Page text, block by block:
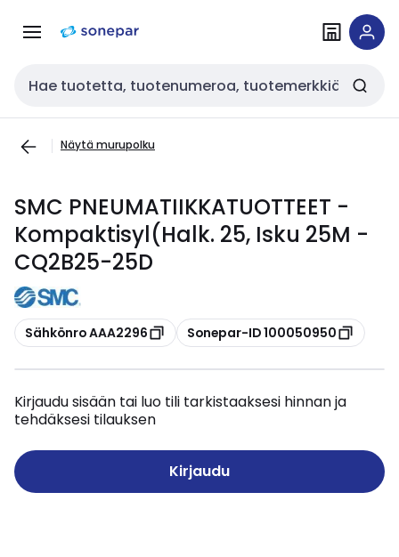
navigointiinsisältöön
Haku
Näytä murupolku
SMC PNEUMATIIKKATUOTTEET -
Kompaktisyl(Halk. 25, Isku 25M -
CQ2B25-25D
Kopioi
Sähkönro AAA2296 Kopioi
Sonepar-ID 100050950
Kirjaudu sisään tai luo tili tarkistaaksesi hinnan ja
tehdäksesi tilauksen
Kirjaudu